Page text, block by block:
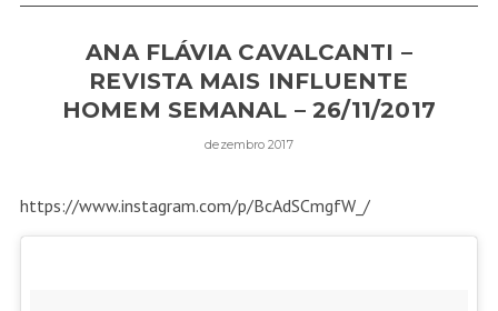
ANA FLÁVIA CAVALCANTI –
REVISTA MAIS INFLUENTE
HOMEM SEMANAL – 26/11/2017
dezembro 2017
https://www.instagram.com/p/BcAdSCmgfW_/